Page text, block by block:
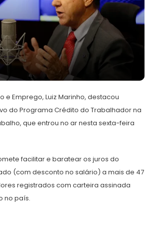
e Emprego, Luiz Marinho, destacou
do Programa Crédito do Trabalhador na
que entrou no ar nesta sexta-feira
facilitar e baratear os juros do
(com desconto no salário) a mais de 47
registrados com carteira assinada
no país.